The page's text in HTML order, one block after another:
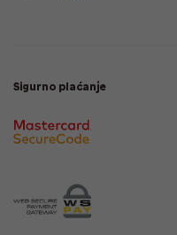
Sigurno plaćanje